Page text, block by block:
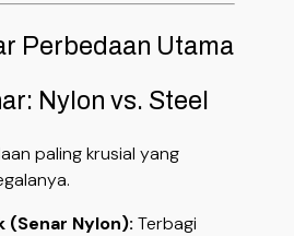
Perbedaan Utama
Nylon vs. Steel
paling krusial yang
(Senar Nylon): Terbagi